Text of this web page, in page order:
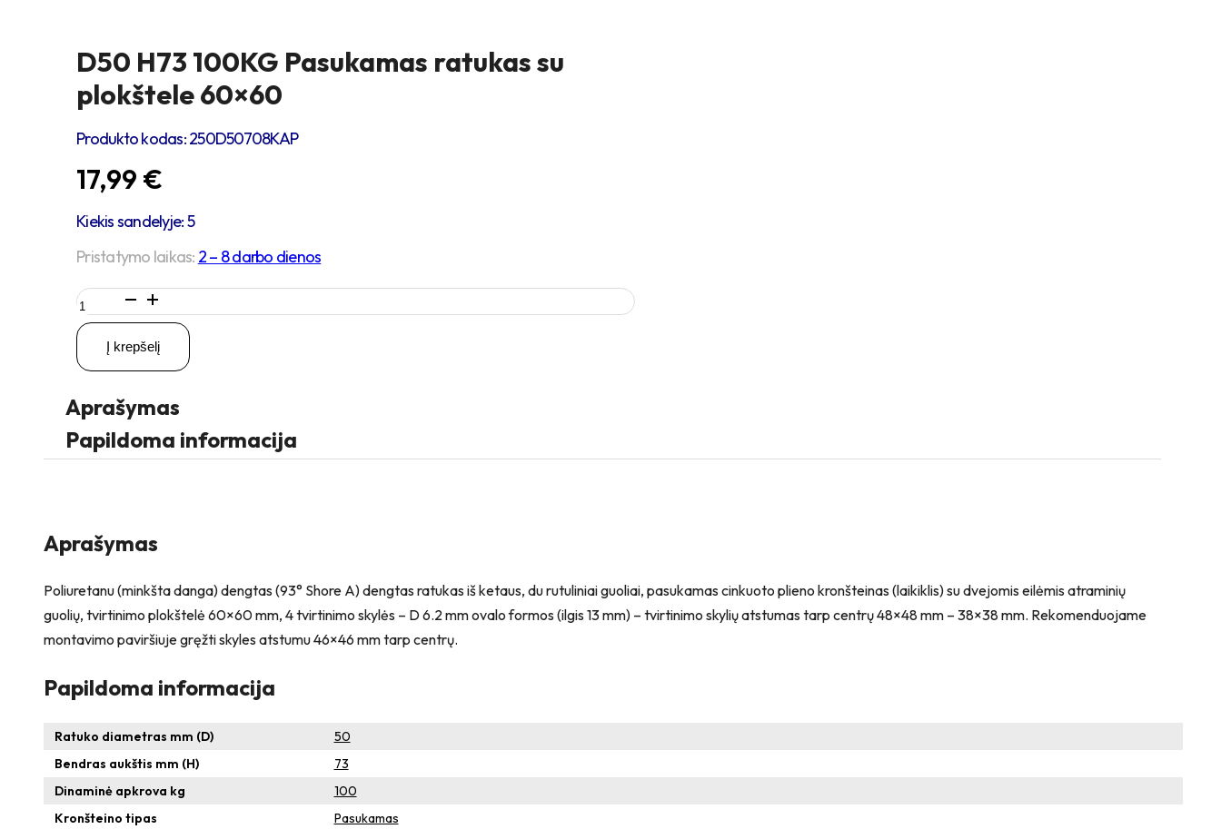
D50 H73 100KG Pasukamas ratukas su
plokštele 60×60
Produkto kodas:250D50708KAP
17,99 €
Kiekis sandelyje: 5
Pristatymo laikas: 2 – 8 darbo dienos
produkto
kiekis:
D50
100KG
ratukas
su
plokštele
60x60
Į krepšelį
Aprašymas
Papildoma informacija
Aprašymas
Poliuretanu (minkšta danga) dengtas (93° Shore A) dengtas ratukas iš ketaus, du rutuliniai guoliai, pasukamas cinkuoto plieno kronšteinas (laikiklis) su dvejomis eilėmis atraminių
guolių, tvirtinimo plokštelė 60×60 mm, 4 tvirtinimo skylės – D 6.2 mm ovalo formos (ilgis 13 mm) – tvirtinimo skylių atstumas tarp centrų 48×48 mm – 38×38 mm. Rekomenduojame
montavimo paviršiuje gręžti skyles atstumu 46×46 mm tarp centrų.
Papildoma informacija
Ratuko diametras mm (D)
50
Bendras aukštis mm (H)
73
Dinaminė apkrova kg
100
Kronšteino tipas
Pasukamas